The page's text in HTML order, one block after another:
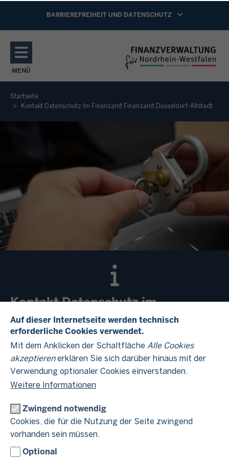
Auf dieser Internetseite werden technisch
erforderliche Cookies verwendet.
Mit dem Anklicken der Schaltfläche Alle Cookies
akzeptierenerklären Sie sich darüber hinaus mit der
Verwendung optionaler Cookies einverstanden.
Weitere Informationen
Zwingend notwendig
Cookies, die für die Nutzung der Seite zwingend
vorhanden sein müssen.
Optional
Direkt zum Inhalt
NAVIGATION AKTIVIEREN/DEAKTIVIEREN:
BARRIEREFREIHEIT UND DATENSCHUTZ
MENÜ
NAVIGATION AKTIVIEREN/DEAKTIVIEREN: HAUPTMENÜ
Startseite
Kontakt Datenschutz Im Finanzamt Finanzamt Düsseldorf-Altstadt
Kontakt Datenschutz im
Finanzamt Finanzamt Düsseldorf-
Altstadt
Hinweise zum Datenschutz finden Sie im Beitrag
"Datenschutzhinweise".
Verantwortlich für die Datenverarbeitung